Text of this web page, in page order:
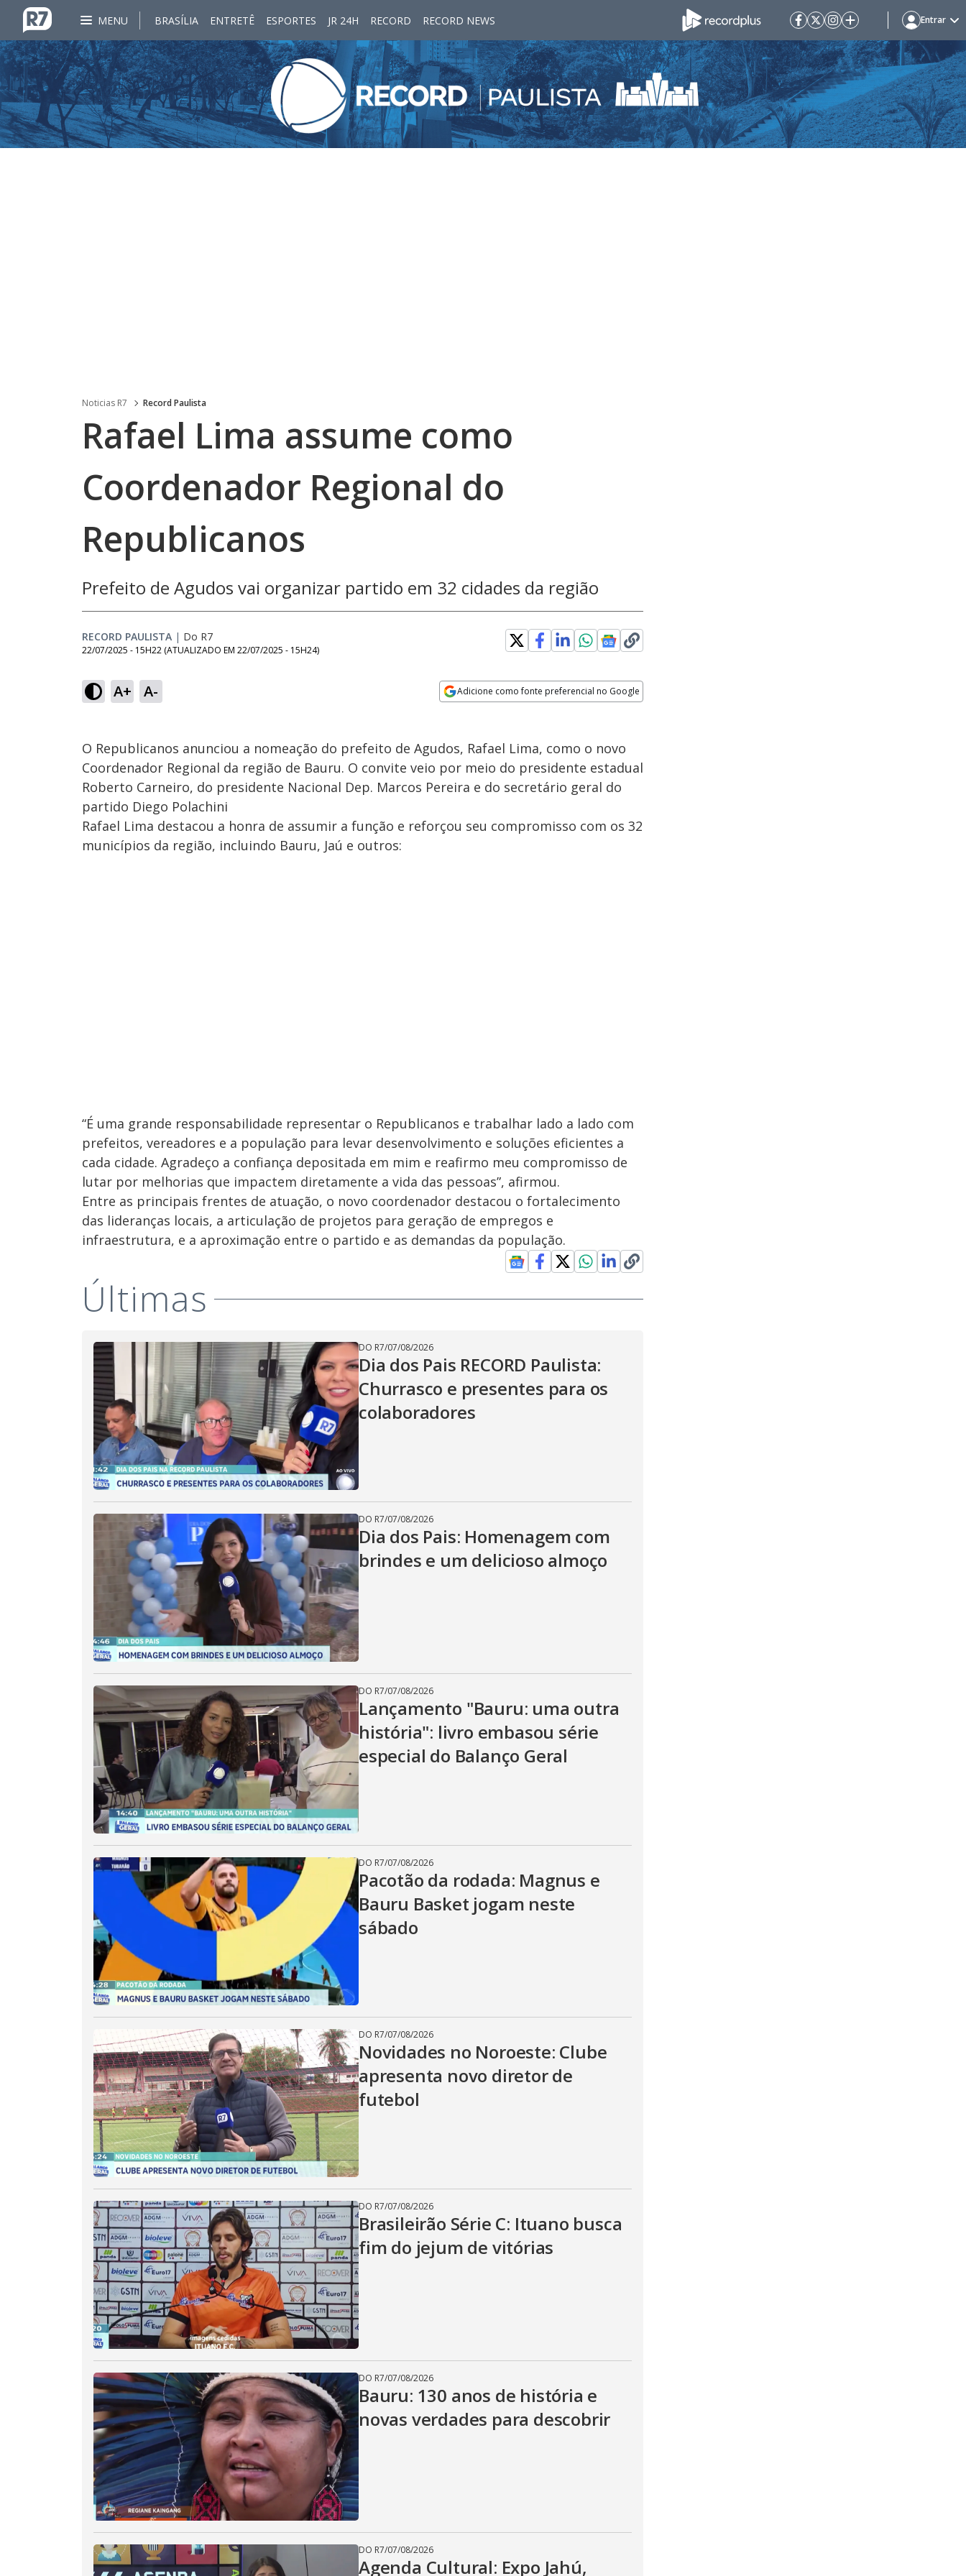
MENU BRASÍLIA ENTRETÊ ESPORTES JR 24H RECORD RECORD NEWS Entrar
Noticias R7 Record Paulista
Rafael Lima assume como
Coordenador Regional do
Republicanos
Prefeito de Agudos vai organizar partido em 32 cidades da região
RECORD PAULISTA | Do R7
22/07/2025 - 15H22 (ATUALIZADO EM 22/07/2025 - 15H24)
A+ A- Adicione como fonte preferencial no Google
O Republicanos anunciou a nomeação do prefeito de Agudos, Rafael Lima, como o novo
Coordenador Regional da região de Bauru. O convite veio por meio do presidente estadual
Roberto Carneiro, do presidente Nacional Dep. Marcos Pereira e do secretário geral do
partido Diego Polachini
Rafael Lima destacou a honra de assumir a função e reforçou seu compromisso com os 32
municípios da região, incluindo Bauru, Jaú e outros:
“É uma grande responsabilidade representar o Republicanos e trabalhar lado a lado com
prefeitos, vereadores e a população para levar desenvolvimento e soluções eficientes a
cada cidade. Agradeço a confiança depositada em mim e reafirmo meu compromisso de
lutar por melhorias que impactem diretamente a vida das pessoas”, afirmou.
Entre as principais frentes de atuação, o novo coordenador destacou o fortalecimento
das lideranças locais, a articulação de projetos para geração de empregos e
infraestrutura, e a aproximação entre o partido e as demandas da população.
Últimas
DO R7/07/08/2026
Dia dos Pais RECORD Paulista:
Churrasco e presentes para os
colaboradores
DO R7/07/08/2026
Dia dos Pais: Homenagem com
brindes e um delicioso almoço
DO R7/07/08/2026
Lançamento "Bauru: uma outra
história": livro embasou série
especial do Balanço Geral
DO R7/07/08/2026
Pacotão da rodada: Magnus e
Bauru Basket jogam neste
sábado
DO R7/07/08/2026
Novidades no Noroeste: Clube
apresenta novo diretor de
futebol
DO R7/07/08/2026
Brasileirão Série C: Ituano busca
fim do jejum de vitórias
DO R7/07/08/2026
Bauru: 130 anos de história e
novas verdades para descobrir
DO R7/07/08/2026
Agenda Cultural: Expo Jahú,